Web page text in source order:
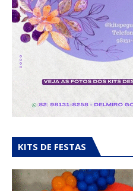
KITS DE FESTAS